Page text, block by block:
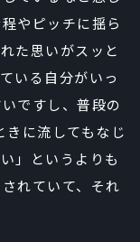
やピッチに揺ら
た思いがスッと
いる自分がいっ
ですし、普段の
に流してもなじ
」というよりも
れていて、それ